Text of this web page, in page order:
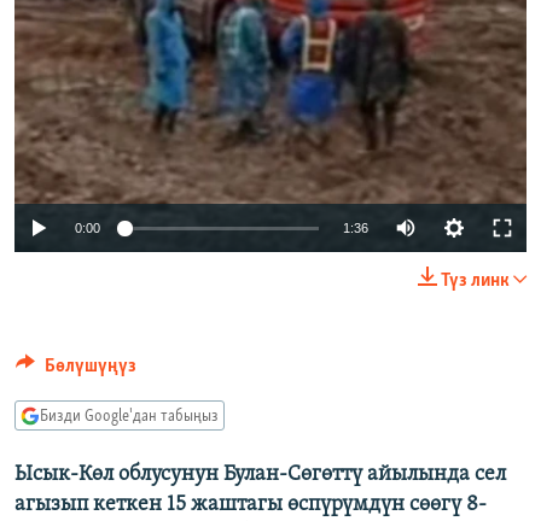
0:00 1:36
240p
Түз линк
Бөлүшүңүз
Бизди Google'дан табыңыз
Ысык-Көл облусунун Булан-Сөгөттү айылында сел
агызып кеткен 15 жаштагы өспүрүмдүн сөөгү 8-